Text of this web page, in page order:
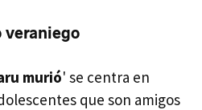
veraniego
murió' se centra en
que son amigos